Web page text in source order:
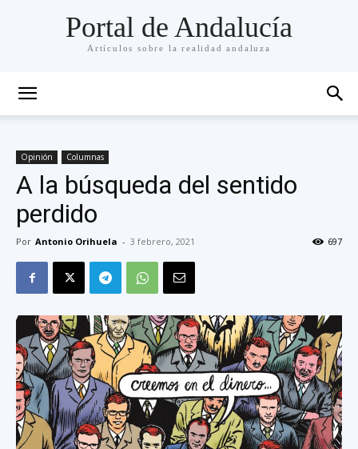
Portal de Andalucía
Artículos sobre la realidad andaluza
Opinión Columnas
A la búsqueda del sentido
perdido
Por Antonio Orihuela - 3 febrero, 2021 697